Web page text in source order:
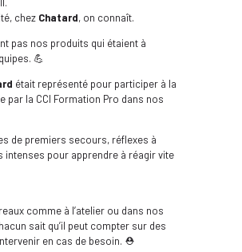
chez Chatard, on connaît.
pas nos produits qui étaient à
💪
était représenté pour participer à la
par la CCI Formation Pro dans nos
de premiers secours, réflexes à
intenses pour apprendre à réagir vite
comme à l’atelier ou dans nos
sait qu’il peut compter sur des
en cas de besoin. ⛑️